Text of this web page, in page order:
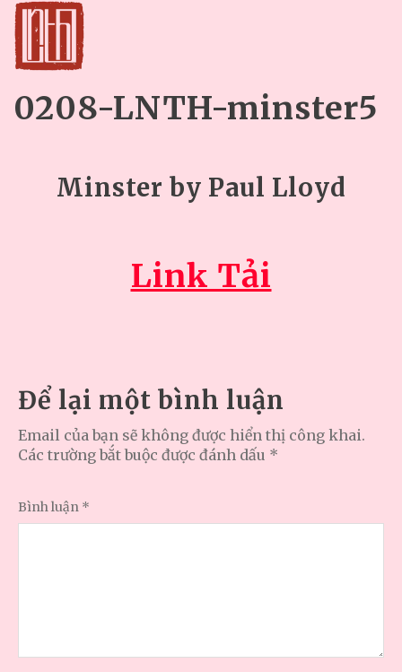
0208-LNTH-minster5
Minster by Paul Lloyd
Link Tải
Để lại một bình luận
Email của bạn sẽ không được hiển thị công khai.
Các trường bắt buộc được đánh dấu *
Bình luận *